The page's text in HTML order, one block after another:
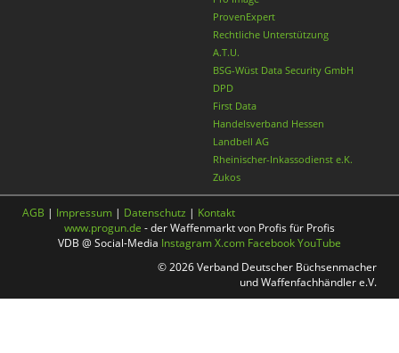
ProvenExpert
Rechtliche Unterstützung
A.T.U.
BSG-Wüst Data Security GmbH
DPD
First Data
Handelsverband Hessen
Landbell AG
Rheinischer-Inkassodienst e.K.
Zukos
AGB | Impressum | Datenschutz | Kontakt
www.progun.de - der Waffenmarkt von Profis für Profis
VDB @ Social-Media InstagramX.com FacebookYouTube
© 2026 Verband Deutscher Büchsenmacher
und Waffenfachhändler e.V.